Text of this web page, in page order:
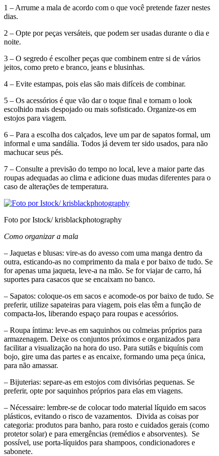
1 – Arrume a mala de acordo com o que você pretende fazer nestes
dias.
2 – Opte por peças versáteis, que podem ser usadas durante o dia e
noite.
3 – O segredo é escolher peças que combinem entre si de vários
jeitos, como preto e branco, jeans e blusinhas.
4 – Evite estampas, pois elas são mais difíceis de combinar.
5 – Os acessórios é que vão dar o toque final e tornam o look
escolhido mais despojado ou mais sofisticado. Organize-os em
estojos para viagem.
6 – Para a escolha dos calçados, leve um par de sapatos formal, um
informal e uma sandália. Todos já devem ter sido usados, para não
machucar seus pés.
7 – Consulte a previsão do tempo no local, leve a maior parte das
roupas adequadas ao clima e adicione duas mudas diferentes para o
caso de alterações de temperatura.
Foto por Istock/ krisblackphotography
Como organizar a mala
– Jaquetas e blusas: vire-as do avesso com uma manga dentro da
outra, esticando-as no comprimento da mala e por baixo de tudo. Se
for apenas uma jaqueta, leve-a na mão. Se for viajar de carro, há
suportes para casacos que se encaixam no banco.
– Sapatos: coloque-os em sacos e acomode-os por baixo de tudo. Se
preferir, utilize sapateiras para viagem, pois elas têm a função de
compacta-los, liberando espaço para roupas e acessórios.
– Roupa íntima: leve-as em saquinhos ou colmeias próprios para
armazenagem. Deixe os conjuntos próximos e organizados para
facilitar a visualização na hora do uso. Para sutiãs e biquínis com
bojo, gire uma das partes e as encaixe, formando uma peça única,
para não amassar.
– Bijuterias: separe-as em estojos com divisórias pequenas. Se
preferir, opte por saquinhos próprios para elas em viagens.
– Nécessaire: lembre-se de colocar todo material líquido em sacos
plásticos, evitando o risco de vazamentos. Divida as coisas por
categoria: produtos para banho, para rosto e cuidados gerais (como
protetor solar) e para emergências (remédios e absorventes). Se
possível, use porta-líquidos para shampoos, condicionadores e
sabonete.